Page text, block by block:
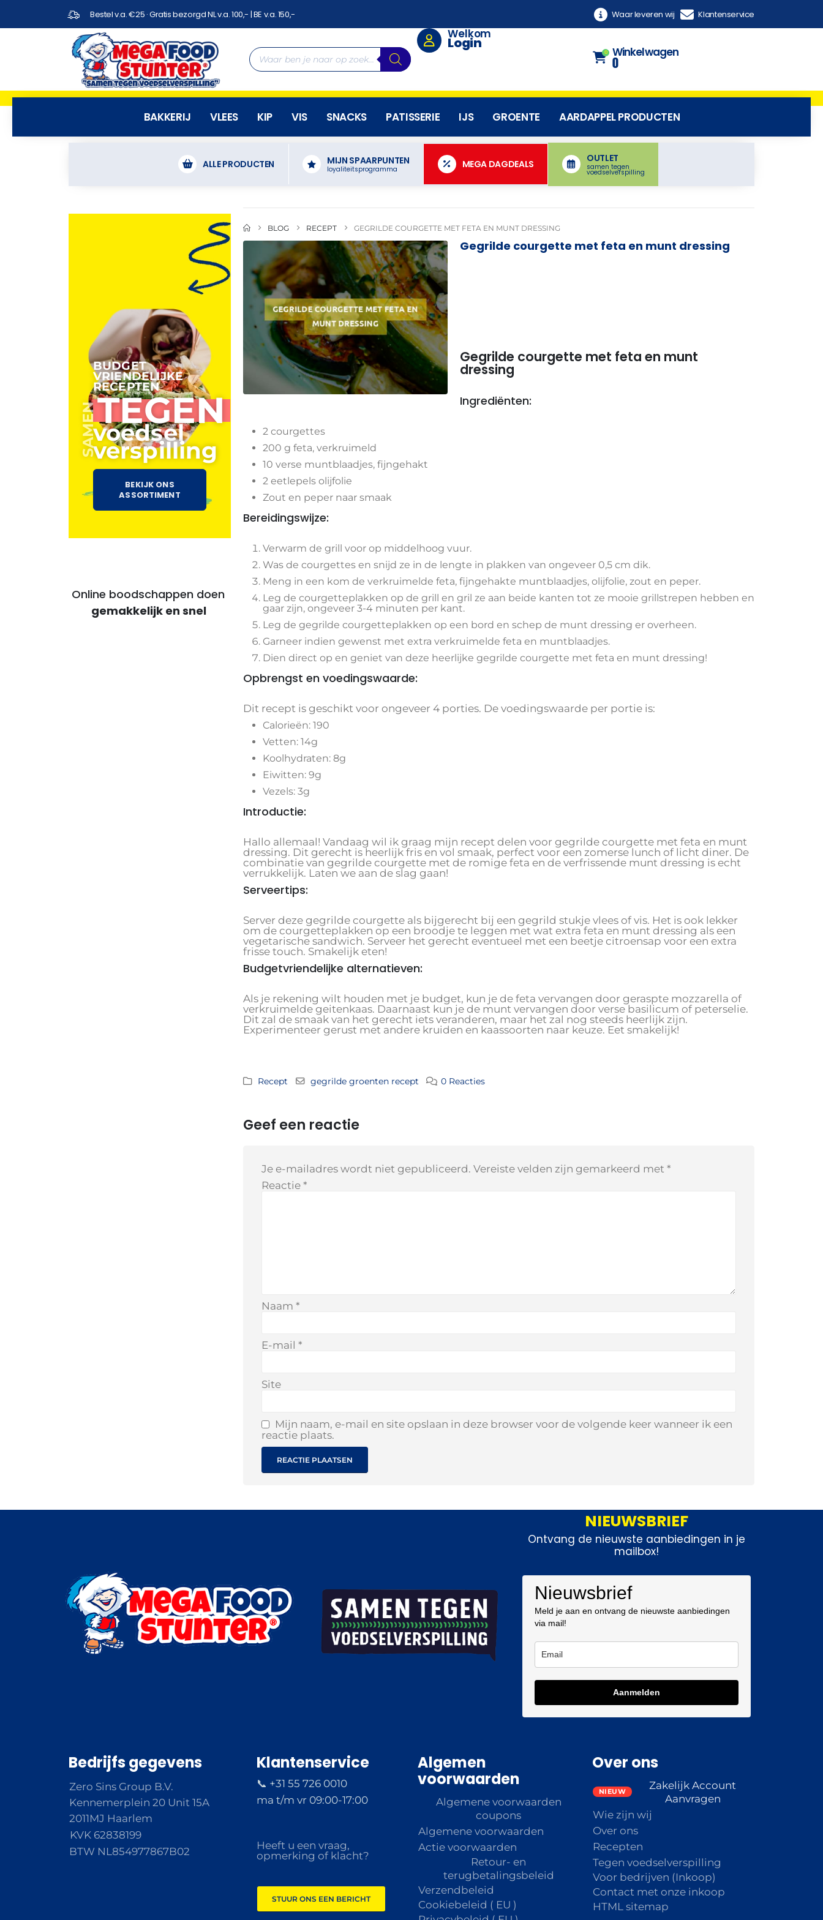
Bestel v.a. €25 · Gratis bezorgd NL v.a. 100,- | BE v.a. 150,- Waar leveren wij Klantenservice
Welkom
Login
0 Winkelwagen
0
BAKKERIJ VLEES KIP VIS SNACKS PATISSERIE IJS GROENTE AARDAPPEL PRODUCTEN
ALLE PRODUCTEN MIJN SPAARPUNTEN
loyaliteitsprogramma MEGA DAGDEALS
OUTLET
samen tegen
voedselverspilling
BLOG RECEPT GEGRILDE COURGETTE MET FETA EN MUNT DRESSING
Gegrilde courgette met feta en munt dressing
Gegrilde courgette met feta en munt
dressing
Ingrediënten:
2 courgettes
200 g feta, verkruimeld
10 verse muntblaadjes, fijngehakt
2 eetlepels olijfolie
Zout en peper naar smaak
Bereidingswijze:
Verwarm de grill voor op middelhoog vuur.
Was de courgettes en snijd ze in de lengte in plakken van ongeveer 0,5 cm dik.
Meng in een kom de verkruimelde feta, fijngehakte muntblaadjes, olijfolie, zout en peper.
Leg de courgetteplakken op de grill en gril ze aan beide kanten tot ze mooie grillstrepen hebben en
gaar zijn, ongeveer 3-4 minuten per kant.
Leg de gegrilde courgetteplakken op een bord en schep de munt dressing er overheen.
Garneer indien gewenst met extra verkruimelde feta en muntblaadjes.
Dien direct op en geniet van deze heerlijke gegrilde courgette met feta en munt dressing!
Opbrengst en voedingswaarde:
Dit recept is geschikt voor ongeveer 4 porties. De voedingswaarde per portie is:
Calorieën: 190
Vetten: 14g
Koolhydraten: 8g
Eiwitten: 9g
Vezels: 3g
Introductie:
Hallo allemaal! Vandaag wil ik graag mijn recept delen voor gegrilde courgette met feta en munt
dressing. Dit gerecht is heerlijk fris en vol smaak, perfect voor een zomerse lunch of licht diner. De
combinatie van gegrilde courgette met de romige feta en de verfrissende munt dressing is echt
verrukkelijk. Laten we aan de slag gaan!
Serveertips:
Server deze gegrilde courgette als bijgerecht bij een gegrild stukje vlees of vis. Het is ook lekker
om de courgetteplakken op een broodje te leggen met wat extra feta en munt dressing als een
vegetarische sandwich. Serveer het gerecht eventueel met een beetje citroensap voor een extra
frisse touch. Smakelijk eten!
Budgetvriendelijke alternatieven:
Als je rekening wilt houden met je budget, kun je de feta vervangen door geraspte mozzarella of
verkruimelde geitenkaas. Daarnaast kun je de munt vervangen door verse basilicum of peterselie.
Dit zal de smaak van het gerecht iets veranderen, maar het zal nog steeds heerlijk zijn.
Experimenteer gerust met andere kruiden en kaassoorten naar keuze. Eet smakelijk!
Recept gegrilde groenten recept 0 Reacties
Geef een reactie
Je e-mailadres wordt niet gepubliceerd. Vereiste velden zijn gemarkeerd met *
Reactie *
Naam *
E-mail *
Site
Mijn naam, e-mail en site opslaan in deze browser voor de volgende keer wanneer ik een
reactie plaats.
BUDGET
VRIENDELIJKE
RECEPTEN
SAMENTEGEN
voedsel
verspilling
BEKIJK ONS
ASSORTIMENT
Online boodschappen doen
voor voordelige maaltijden
NIEUWSBRIEF
Ontvang de nieuwste aanbiedingen in je
mailbox!
Nieuwsbrief
Meld je aan en ontvang de nieuwste aanbiedingen
via mail!
Aanmelden
Bedrijfs gegevens
Zero Sins Group B.V.
Kennemerplein 20 Unit 15A
2011MJ Haarlem
KVK 62838199
BTW NL854977867B02
Klantenservice
📞 +31 55 726 0010
ma t/m vr 09:00-17:00
Heeft u een vraag,
opmerking of klacht?
STUUR ONS EEN BERICHT
Algemen
voorwaarden
Algemene voorwaarden
coupons
Algemene voorwaarden
Actie voorwaarden
Retour- en
terugbetalingsbeleid
Verzendbeleid
Cookiebeleid ( EU )
Over ons
Zakelijk Account
Aanvragen
Wie zijn wij
Over ons
Recepten
Tegen voedselverspilling
Voor bedrijven (Inkoop)
Contact met onze inkoop
HTML sitemap